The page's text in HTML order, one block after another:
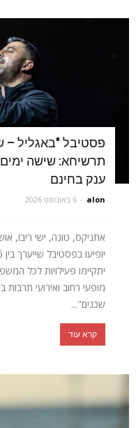
פסטיבל "באגליל –
תרשיחא: שישה ימים
ענק בחינם
alon
- 6 באוגוסט 2026
אתניקס, טונה, ישי ריבו,
יתקיימו פעילויות לכל
מופעי רחוב ואירועי
שכנים"...
קרא עוד